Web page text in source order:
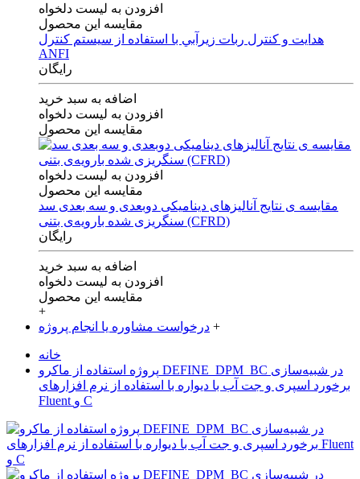
افزودن به لیست دلخواه
مقایسه این محصول
هدايت و كنترل ربات زيرآبي با استفاده از سيستم كنترل
ANFI
رایگان
اضافه به سبد خرید
افزودن به لیست دلخواه
مقایسه این محصول
افزودن به لیست دلخواه
مقایسه این محصول
مقایسه ی‌ نتایج آنالیزهای‌ دینامیکی‌ دوبعدی‌ و‌ سه بعدی‌ سد
سنگریزی‌ شده با‌رویه‌ی‌ بتنی‌ (CFRD)
رایگان
اضافه به سبد خرید
افزودن به لیست دلخواه
مقایسه این محصول
+
درخواست مشاوره یا انجام پروژه +
خانه
پروژه استفاده از ماکرو DEFINE_DPM_BC در شبیه‌سازی
برخورد اسپری و جت آب با دیواره با استفاده از نرم افزارهای
Fluent و C‌